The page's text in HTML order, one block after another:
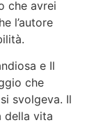
che avrei
l’autore
e Il
che
svolgeva. Il
della vita